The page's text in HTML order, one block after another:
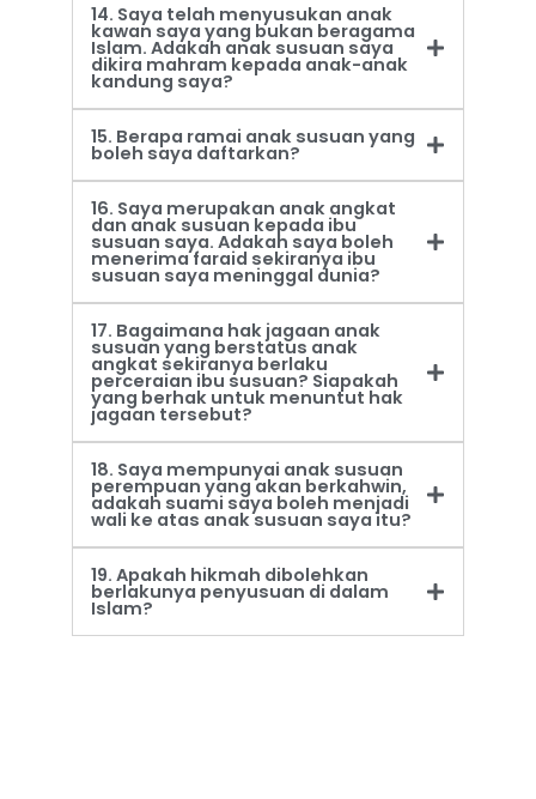
14. Saya telah menyusukan anak
kawan saya yang bukan beragama
Islam. Adakah anak susuan saya
dikira mahram kepada anak-anak
kandung saya?
15. Berapa ramai anak susuan yang
boleh saya daftarkan?
16. Saya merupakan anak angkat
dan anak susuan kepada ibu
susuan saya. Adakah saya boleh
menerima faraid sekiranya ibu
susuan saya meninggal dunia?
17. Bagaimana hak jagaan anak
susuan yang berstatus anak
angkat sekiranya berlaku
perceraian ibu susuan? Siapakah
yang berhak untuk menuntut hak
jagaan tersebut?
18. Saya mempunyai anak susuan
perempuan yang akan berkahwin,
adakah suami saya boleh menjadi
wali ke atas anak susuan saya itu?
19. Apakah hikmah dibolehkan
berlakunya penyusuan di dalam
Islam?